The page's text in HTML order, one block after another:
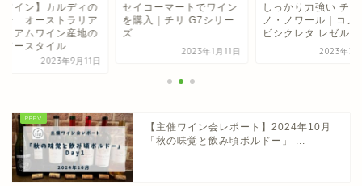
コーマートでワイン
入｜チリ G7シリー
2023年1月11日
しっかり力強い チリのピ
ノ・ノワール｜コノスル
ビシクレタ レゼルバ
2023年3月12日
【赤ワイン】カルデ
ワイン オーストラ
プレミアムワイン産
ボルドースタイル...
【主催ワイン会レポート】2024年10月
「秋の味覚と飲み頃ボルドー」 ...